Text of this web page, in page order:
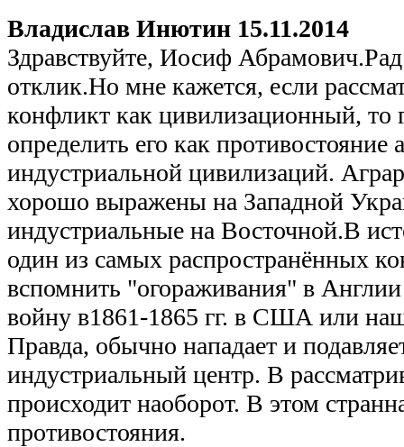
Владислав Инютин 15.11.2014
Здравствуйте, Иосиф
отклик.Но мне кажется, если
конфликт как цивилизационный, то
определить его как противостояние
индустриальной цивилизаций.
хорошо выражены на Западной
индустриальные на Восточной.В
один из самых распространённых
вспомнить "огораживания" в
войну в1861-1865 гг. в США или
Правда, обычно нападает и
индустриальный центр. В
происходит наоборот. В этом
противостояния.